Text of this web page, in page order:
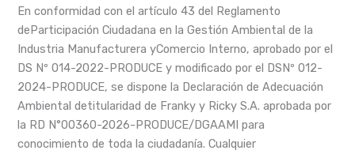
En conformidad con el artículo 43 del Reglamento
deParticipación Ciudadana en la Gestión Ambiental de la
Industria Manufacturera yComercio Interno, aprobado por el
DS Nº 014-2022-PRODUCE y modificado por el DSNº 012-
2024-PRODUCE, se dispone la Declaración de Adecuación
Ambiental detitularidad de Franky y Ricky S.A. aprobada por
la RD N°00360-2026-PRODUCE/DGAAMI para
conocimiento de toda la ciudadanía. Cualquier